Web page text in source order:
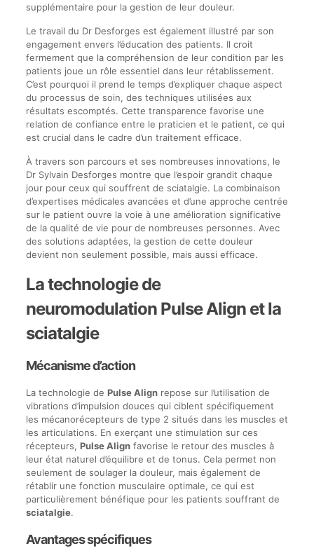
supplémentaire pour la gestion de leur douleur.
Le travail du Dr Desforges est également illustré par son
engagement envers l’éducation des patients. Il croit
fermement que la compréhension de leur condition par les
patients joue un rôle essentiel dans leur rétablissement.
C’est pourquoi il prend le temps d’expliquer chaque aspect
du processus de soin, des techniques utilisées aux
résultats escomptés. Cette transparence favorise une
relation de confiance entre le praticien et le patient, ce qui
est crucial dans le cadre d’un traitement efficace.
À travers son parcours et ses nombreuses innovations, le
Dr Sylvain Desforges montre que l’espoir grandit chaque
jour pour ceux qui souffrent de sciatalgie. La combinaison
d’expertises médicales avancées et d’une approche centrée
sur le patient ouvre la voie à une amélioration significative
de la qualité de vie pour de nombreuses personnes. Avec
des solutions adaptées, la gestion de cette douleur
devient non seulement possible, mais aussi efficace.
La technologie de
neuromodulation Pulse Align et la
sciatalgie
Mécanisme d’action
La technologie de Pulse Alignrepose sur l’utilisation de
vibrations d’impulsion douces qui ciblent spécifiquement
les mécanorécepteurs de type 2 situés dans les muscles et
les articulations. En exerçant une stimulation sur ces
récepteurs, Pulse Alignfavorise le retour des muscles à
leur état naturel d’équilibre et de tonus. Cela permet non
seulement de soulager la douleur, mais également de
rétablir une fonction musculaire optimale, ce qui est
particulièrement bénéfique pour les patients souffrant de
sciatalgie.
Avantages spécifiques